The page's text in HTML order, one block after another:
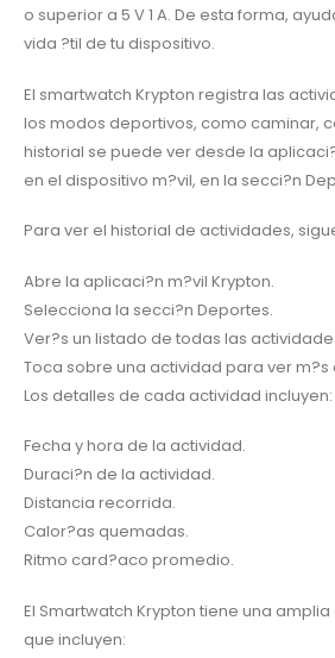
o superior a 5 V 1 A. De esta forma,
vida ?til de tu dispositivo.
El smartwatch Krypton registra las
los modos deportivos, como caminar,
historial se puede ver desde la
en el dispositivo m?vil, en la secci?n
Para ver el historial de actividades,
Abre la aplicaci?n m?vil Krypton.
Selecciona la secci?n Deportes.
Ver?s un listado de todas las
Toca sobre una actividad para ver m?s
Los detalles de cada actividad incluyen:
Fecha y hora de la actividad.
Duraci?n de la actividad.
Distancia recorrida.
Calor?as quemadas.
Ritmo card?aco promedio.
El Smartwatch Krypton tiene una
que incluyen: